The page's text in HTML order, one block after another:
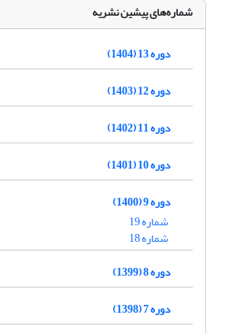
شماره‌های پیشین نشریه
دوره 13 (1404)
دوره 12 (1403)
دوره 11 (1402)
دوره 10 (1401)
دوره 9 (1400)
شماره 19
شماره 18
دوره 8 (1399)
دوره 7 (1398)